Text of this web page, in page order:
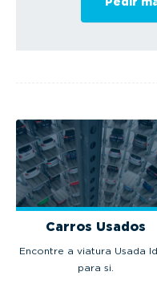
Carros Usados
Encontre a viatura Usada
para si.